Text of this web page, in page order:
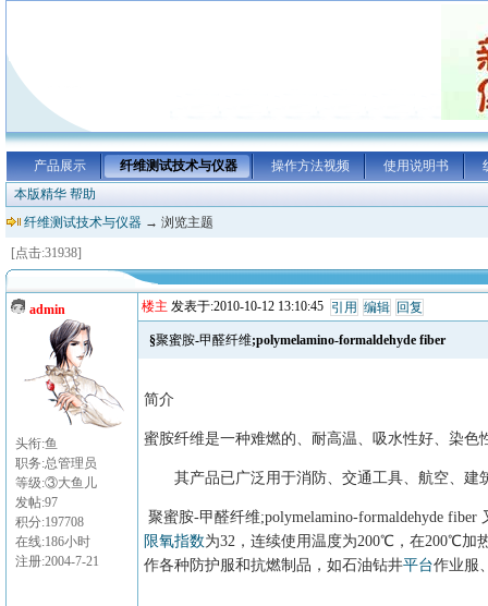
产品展示 纤维测试技术与仪器 操作方法视频 使用说明书
本版精华 帮助
纤维测试技术与仪器 → 浏览主题
[点击:31938]
admin
头衔:鱼
职务:总管理员
等级:③大鱼儿
发帖:97
积分:197708
在线:186小时
注册:2004-7-21
楼主 发表于:2010-10-12 13:10:45 引用 编辑 回复
§聚蜜胺-甲醛纤维;polymelamino-formaldehyde fiber
简介
蜜胺纤维是一种难燃的、耐高温、吸水性好、染
其产品已广泛用于消防、交通工具、航空、建
聚蜜胺-甲醛纤维;polymelamino-formaldehyde fiber
限氧指数为32，连续使用温度为200℃，在200℃加
作各种防护服和抗燃制品，如石油钻井平台作业服